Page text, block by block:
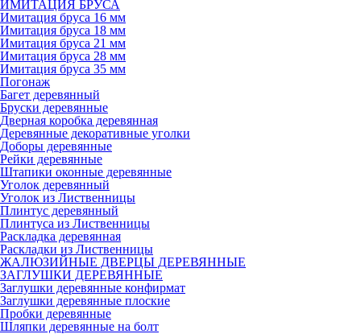
ИМИТАЦИЯ БРУСА
Имитация бруса 16 мм
Имитация бруса 18 мм
Имитация бруса 21 мм
Имитация бруса 28 мм
Имитация бруса 35 мм
Погонаж
Багет деревянный
Бруски деревянные
Дверная коробка деревянная
Деревянные декоративные уголки
Доборы деревянные
Рейки деревянные
Штапики оконные деревянные
Уголок деревянный
Уголок из Лиственницы
Плинтус деревянный
Плинтуса из Лиственницы
Раскладка деревянная
Раскладки из Лиственницы
ЖАЛЮЗИЙНЫЕ ДВЕРЦЫ ДЕРЕВЯННЫЕ
ЗАГЛУШКИ ДЕРЕВЯННЫЕ
Заглушки деревянные конфирмат
Заглушки деревянные плоские
Пробки деревянные
Шляпки деревянные на болт